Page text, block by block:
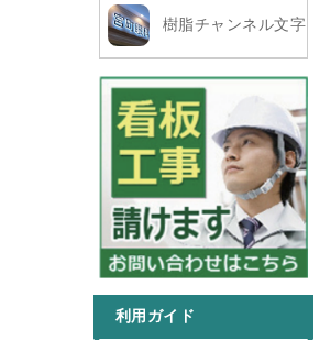
樹脂チャンネル文字
利用ガイド